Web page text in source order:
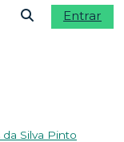
Entrar
da Silva Pinto